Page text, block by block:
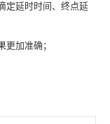
定延时时间、终点延
加准确；